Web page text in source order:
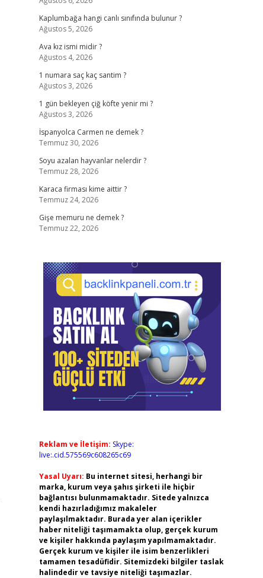
Kaplumbağa hangi canlı sınıfında bulunur ?
Ağustos 5, 2026
Ava kız ismi midir ?
Ağustos 4, 2026
1 numara saç kaç santim ?
Ağustos 3, 2026
1 gün bekleyen çiğ köfte yenir mi ?
Ağustos 3, 2026
İspanyolca Carmen ne demek ?
Temmuz 30, 2026
Soyu azalan hayvanlar nelerdir ?
Temmuz 28, 2026
Karaca firması kime aittir ?
Temmuz 24, 2026
Gişe memuru ne demek ?
Temmuz 22, 2026
Reklam ve İletişim: Skype:
live:.cid.575569c608265c69
Yasal Uyarı: Bu internet sitesi, herhangi bir
marka, kurum veya şahıs şirketi ile hiçbir
bağlantısı bulunmamaktadır. Sitede yalnızca
kendi hazırladığımız makaleler
paylaşılmaktadır. Burada yer alan içerikler
haber niteliği taşımamakta olup, gerçek kurum
ve kişiler hakkında paylaşım yapılmamaktadır.
Gerçek kurum ve kişiler ile isim benzerlikleri
tamamen tesadüfidir. Sitemizdeki bilgiler taslak
halindedir ve tavsiye niteliği taşımazlar.